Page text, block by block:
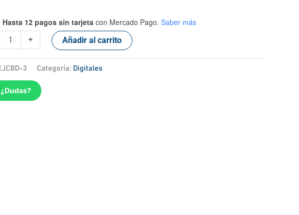
Hasta 12 pagos sin tarjeta con Mercado Pago. Saber más
+ Añadir al carrito
3 Categoría: Digitales
¿Dudas?